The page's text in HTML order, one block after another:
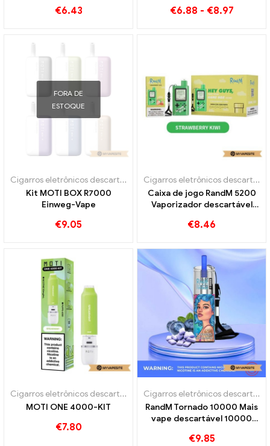
€6.43 €6.88 - €8.97
FORA DE
ESTOQUE
Cigarros eletrônicos descartáveis
Kit MOTI BOX R7000
Einweg-Vape
€9.05
Cigarros eletrônicos descartáveis
Caixa de jogo RandM 5200
Vaporizador descartável
€8.46
Cigarros eletrônicos descartáveis
Cigarros eletrônicos
MOTI ONE 4000-KIT
€7.80
Cigarros eletrônicos descartáveis
RandM Tornado 10000 Mais
vape descartável 10000
€9.85